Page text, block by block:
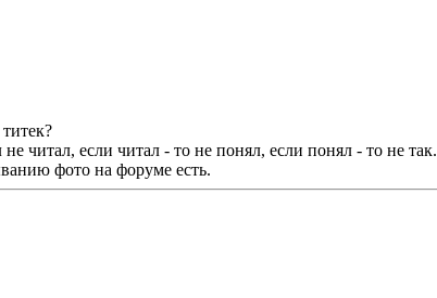
читал, если читал - то не понял, если понял - то не так.
фото на форуме есть.